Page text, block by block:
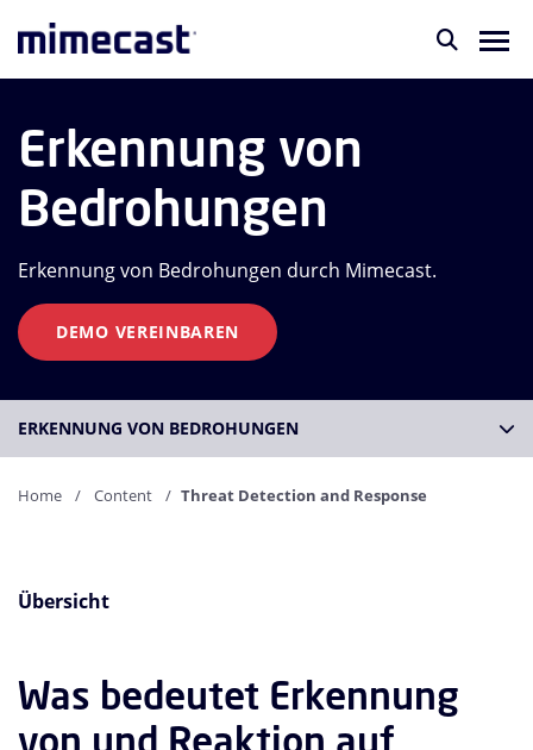
Erkennung von
Bedrohungen
Erkennung von Bedrohungen durch Mimecast.
DEMO VEREINBAREN
ERKENNUNG VON BEDROHUNGEN
Home Content Threat Detection and Response
Übersicht
Was bedeutet Erkennung